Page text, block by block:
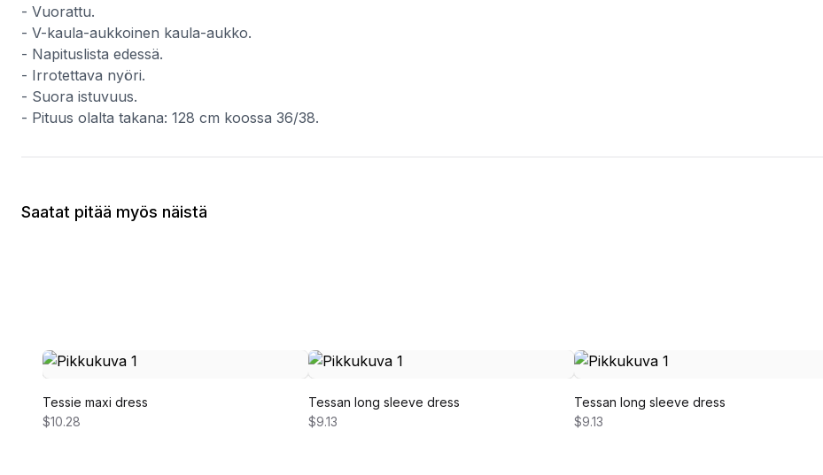
- Vuorattu.
- V-kaula-aukkoinen kaula-aukko.
- Napituslista edessä.
- Irrotettava nyöri.
- Suora istuvuus.
- Pituus olalta takana: 128 cm koossa 36/38.
Saatat pitää myös näistä
Tessie maxi dress
$10.28
Tessan long sleeve dress
$9.13
Tessan long sleeve dress
$9.13